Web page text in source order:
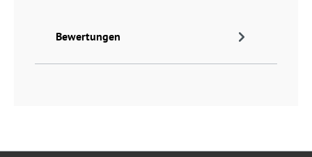
Bewertungen